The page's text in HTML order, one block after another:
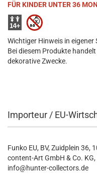
FÜR KINDER UNTER 36
Wichtiger Hinweis in eigener
Bei diesem Produkte
dekorative Zwecke.
Importeur / EU-
Funko EU, BV, Zuidplein 36,
content-Art GmbH & Co.
info@hunter-collectors.de